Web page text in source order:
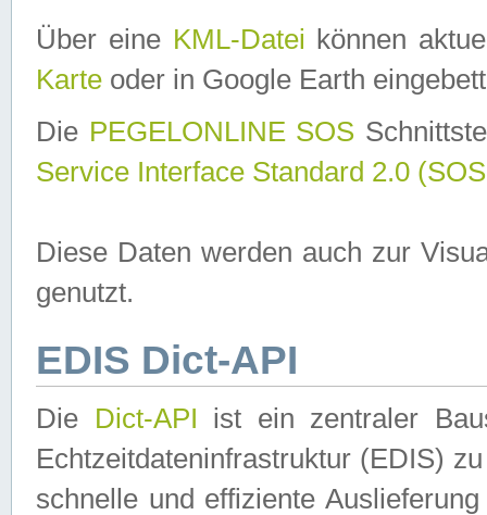
Über eine KML-Datei können
Karte oder in Google Earth
Die PEGELONLINE SOS
Service Interface Standard 2.0
Diese Daten werden auch zur
genutzt.
EDIS Dict-API
Die Dict-API ist ein zentraler
Echtzeitdateninfrastruktur (EDIS)
schnelle und effiziente